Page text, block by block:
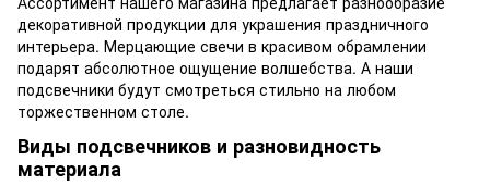
декоративной продукции для украшения праздничного
интерьера. Мерцающие свечи в красивом обрамлении
подарят абсолютное ощущение волшебства. А наши
подсвечники будут смотреться стильно на любом
торжественном столе.
Виды подсвечников и разновидность
материала